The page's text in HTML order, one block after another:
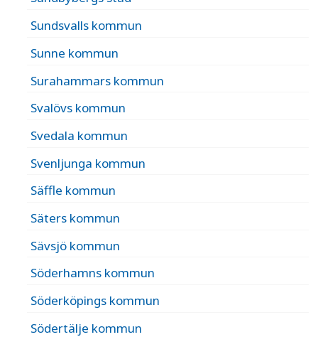
Sundsvalls kommun
Sunne kommun
Surahammars kommun
Svalövs kommun
Svedala kommun
Svenljunga kommun
Säffle kommun
Säters kommun
Sävsjö kommun
Söderhamns kommun
Söderköpings kommun
Södertälje kommun